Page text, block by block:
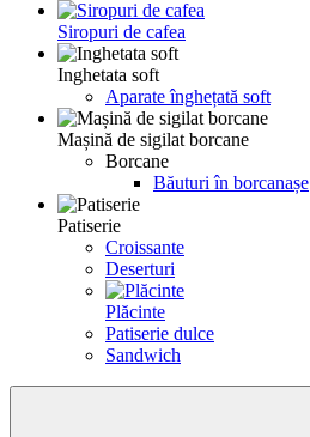
Siropuri de cafea
Inghetata soft
Aparate înghețată soft
Mașină de sigilat borcane
Borcane
Băuturi în borcanașe
Patiserie
Croissante
Deserturi
Plăcinte
Patiserie dulce
Sandwich